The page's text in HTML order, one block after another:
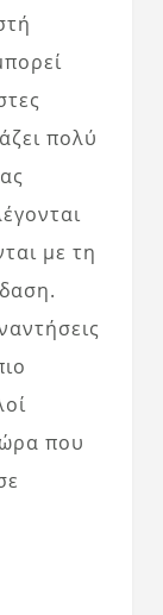
πολύ
με τη
που